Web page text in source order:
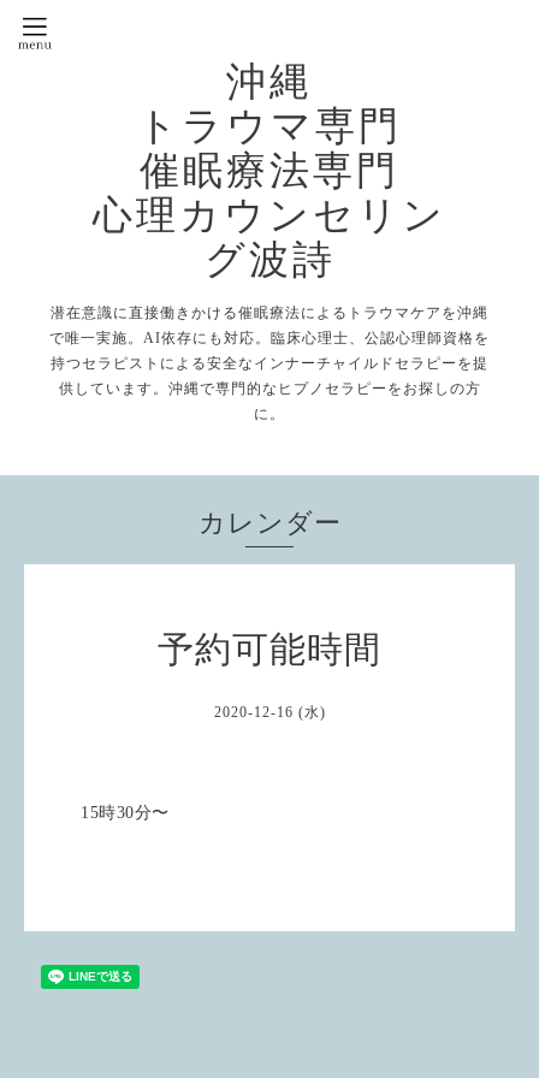
沖縄
トラウマ専門
催眠療法専門
心理カウンセリン
グ波詩
潜在意識に直接働きかける催眠療法によるトラウマケアを沖縄
で唯一実施。AI依存にも対応。臨床心理士、公認心理師資格を
持つセラピストによる安全なインナーチャイルドセラピーを提
供しています。沖縄で専門的なヒプノセラピーをお探しの方
に。
カレンダー
予約可能時間
2020-12-16 (水)
15時30分〜